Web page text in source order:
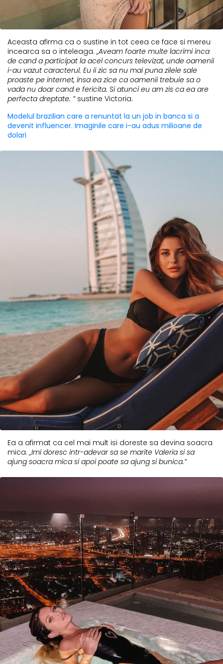
Aceasta afirma ca o sustine in tot ceea ce face si mereu
incearca sa o inteleaga. „Aveam foarte multe lacrimi inca
de cand a participat la acel concurs televizat, unde oamenii
i-au vazut caracterul. Eu ii zic sa nu mai puna zilele sale
proaste pe internet, insa ea zice ca oamenii trebuie sa o
vada nu doar cand e fericita. Si atunci eu am zis ca ea are
perfecta dreptate. ” sustine Victoria.
Modelul brazilian care a renuntat la un job in banca si a
devenit influencer. Imaginile care i-au adus milioane de
dolari
Ea a afirmat ca cel mai mult isi doreste sa devina soacra
mica. „Imi doresc intr-adevar sa se marite Valeria si sa
ajung soacra mica si apoi poate sa ajung si bunica.”